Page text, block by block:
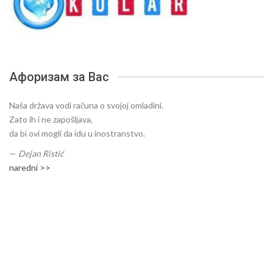
Афоризам за Вас
Naša država vodi računa o svojoj omladini.
Zato ih i ne zapošljava,
da bi ovi mogli da idu u inostranstvo.
— Dejan Ristić
naredni >>